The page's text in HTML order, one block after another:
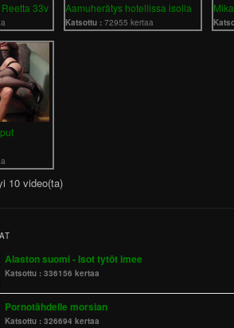
33v Aamuherätys hotellissa isolla
Katsottu :72955 kertaa
10 video(ta)
Alaston suomi - Isot tytöt imee
Katsottu : 336156 kertaa
Pornotähdelle morsian
Katsottu : 326694 kertaa